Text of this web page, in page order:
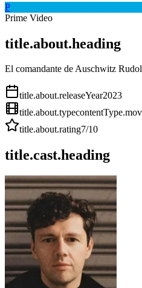
P
Prime Video
title.about.heading
El comandante de Auschwitz
title.about.releaseYear2023
title.about.type
title.about.rating7/10
title.cast.heading